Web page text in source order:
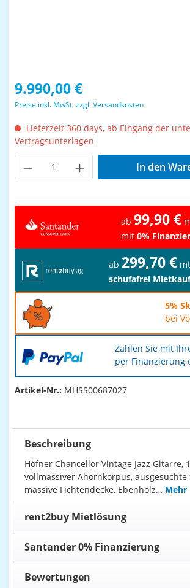
Regulärer Preis:
9.990,00 €
Preise inkl. MwSt. zzgl. Versandkosten
Lieferzeit 360 days, ab Eingang der
Vertragsunterlagen
Produkt Anzahl: Gib den
In den
ab 99,90 €
mit 0%
ab 299,70 €
schufafrei
5%
bei
Zahlen Sie mit
per Finanzierung
Artikel-Nr.: MHSS00687027
Beschreibung
Höfner Chancellor Vintage Jazz Gitarre,
vollmassiver Ahornkorpus,
massive Fichtendecke, Ebenholz… Mehr
rent2buy Mietlösung
Santander 0% Finanzierung
Bewertungen